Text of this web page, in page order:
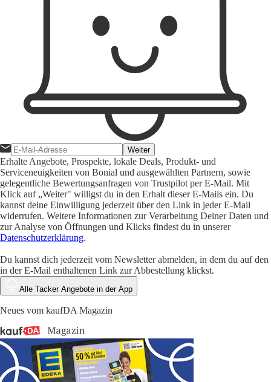
Weiter
Erhalte Angebote, Prospekte, lokale Deals, Produkt- und
Serviceneuigkeiten von Bonial und ausgewählten Partnern, sowie
gelegentliche Bewertungsanfragen von Trustpilot per E-Mail. Mit
Klick auf „Weiter" willigst du in den Erhalt dieser E-Mails ein. Du
kannst deine Einwilligung jederzeit über den Link in jeder E-Mail
widerrufen. Weitere Informationen zur Verarbeitung Deiner Daten und
zur Analyse von Öffnungen und Klicks findest du in unserer
Datenschutzerklärung.
Du kannst dich jederzeit vom Newsletter abmelden, in dem du auf den
in der E-Mail enthaltenen Link zur Abbestellung klickst.
Alle Tacker Angebote in der App
Neues vom kaufDA Magazin